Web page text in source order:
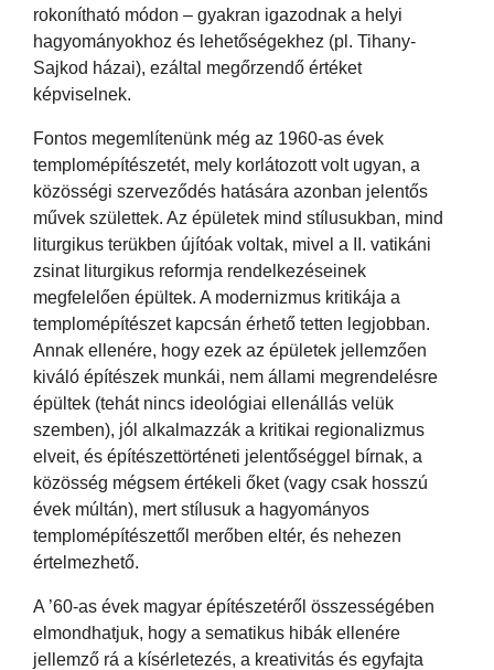
rokonítható módon – gyakran igazodnak a helyi
hagyományokhoz és lehetőségekhez (pl. Tihany-
Sajkod házai), ezáltal megőrzendő értéket
képviselnek.
Fontos megemlítenünk még az 1960-as évek
templomépítészetét, mely korlátozott volt ugyan, a
közösségi szerveződés hatására azonban jelentős
művek születtek. Az épületek mind stílusukban, mind
liturgikus terükben újítóak voltak, mivel a II. vatikáni
zsinat liturgikus reformja rendelkezéseinek
megfelelően épültek. A modernizmus kritikája a
templomépítészet kapcsán érhető tetten legjobban.
Annak ellenére, hogy ezek az épületek jellemzően
kiváló építészek munkái, nem állami megrendelésre
épültek (tehát nincs ideológiai ellenállás velük
szemben), jól alkalmazzák a kritikai regionalizmus
elveit, és építészettörténeti jelentőséggel bírnak, a
közösség mégsem értékeli őket (vagy csak hosszú
évek múltán), mert stílusuk a hagyományos
templomépítészettől merőben eltér, és nehezen
értelmezhető.
A ’60-as évek magyar építészetéről összességében
elmondhatjuk, hogy a sematikus hibák ellenére
jellemző rá a kísérletezés, a kreativitás és egyfajta